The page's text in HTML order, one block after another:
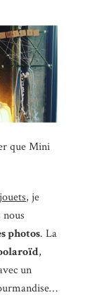
que Mini
, je
photos. La
,
un